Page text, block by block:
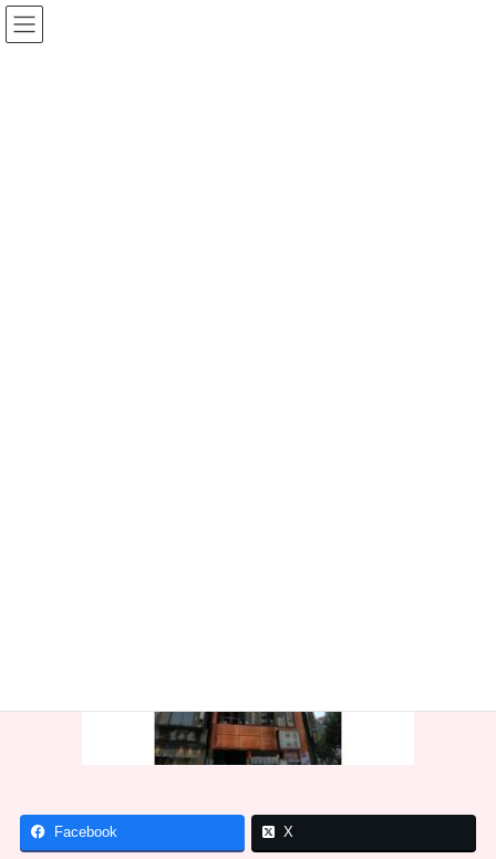
コ
ン
ナ
ビ
Facebook X